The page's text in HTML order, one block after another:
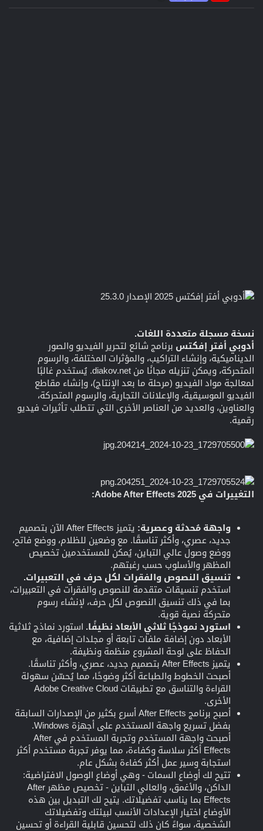
نسخة مسجلة متعددة اللغات.
أدوبي أفتر إفكتس برنامج شائع لتحرير الفيديو والصور
الديناميكية، وإنشاء التراكيب، والمؤثرات المختلفة، والرسوم
المتحركة، ويمكن تنزيله مجانًا من diakov.net. يُستخدم غالبًا
لمعالجة مواد الفيديو (مرحلة ما بعد الإنتاج)، وإنشاء مقاطع
الفيديو الموسيقية، والإعلانات التجارية، والرسوم المتحركة،
والعناوين، والعديد من العناصر الأخرى التي تتطلب تأثيرات فيديو
رقمية.
التغييرات في Adobe After Effects 2025:
واجهة مُحدثة وعصرية:
يتميز After Effects الآن بتصميم
جديد، عصري، وأكثر تناسقًا. مع وضعين للظلام، ووضع فاتح،
ووضع وصول عالي التباين، يُمكن للمستخدمين تخصيص
المظهر والأسلوب حسب رغبتهم.
تنسيق النصوص والفقرات لكل حرف في التعبيرات.
استخدم تنسيقات متقدمة للنصوص والفقرات في التعبيرات،
بما في ذلك تنسيق النصوص لكل حرف، لإنشاء رسوم
متحركة نصية قوية.
استورد نموذجًا ثلاثي الأبعاد نظيفًا. استورد نماذج ثلاثية
الأبعاد دون إضافة ملفات تابعة أو مجلدات إضافية، مع
الحفاظ على لوحة المشروع منظمة ونظيفة.
يتميز After Effects بتصميم جديد، عصري، وأكثر تناسقًا.
أصبحت الخطوط والطباعة أكثر وضوحًا، مما يُحسّن سهولة
القراءة والتناسق مع تطبيقات Adobe Creative Cloud
الأخرى.
أصبح برنامج After Effects أسرع بكثير من الإصدارات السابقة
بفضل تسريع واجهة المستخدم على أجهزة Windows.
أصبحت واجهة المستخدم وتجربة المستخدم في After
Effects أكثر سلاسة وكفاءة، مما يوفر تجربة مستخدم أكثر
استجابة وسير عمل أكثر كفاءة بشكل عام.
تتيح لك أوضاع السمات - وهي أوضاع الوصول الافتراضية:
الداكن، والأغمق، والعالي التباين - تخصيص مظهر After
Effects بما يناسب تفضيلاتك. يتيح لك التبديل بين هذه
الأوضاع اختيار الإعدادات الأنسب لبيئتك وتفضيلاتك
الشخصية، سواءً كان ذلك لتحسين قابلية القراءة أو تحسين